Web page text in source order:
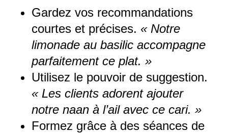
Gardez vos recommandations
courtes et précises. « Notre
limonade au basilic accompagne
parfaitement ce plat. »
Utilisez le pouvoir de suggestion.
« Les clients adorent ajouter
notre naan à l’ail avec ce cari. »
Formez grâce à des séances de